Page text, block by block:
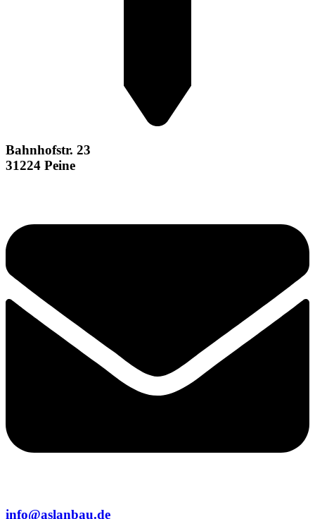
Bahnhofstr. 23
31224 Peine
info@aslanbau.de